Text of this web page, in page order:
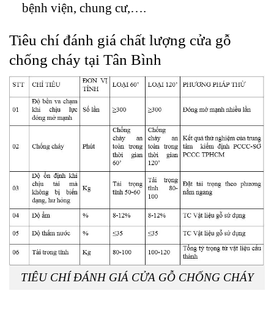
bệnh viện, chung cư,….
Tiêu chí đánh giá chất lượng cửa gỗ
chống cháy tại Tân Bình
TIÊU CHÍ ĐÁNH GIÁ CỬA GỖ CHỐNG CHÁY